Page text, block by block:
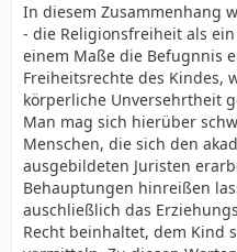
In diesem Zusammenhang
- die Religionsfreiheit als
einem Maße die Befugnnis
Freiheitsrechte des Kindes,
körperliche Unversehrtheit
Man mag sich hierüber
Menschen, die sich den
ausgebildeten Juristen
Behauptungen hinreißen
auschließlich das
Recht beinhaltet, dem Kind